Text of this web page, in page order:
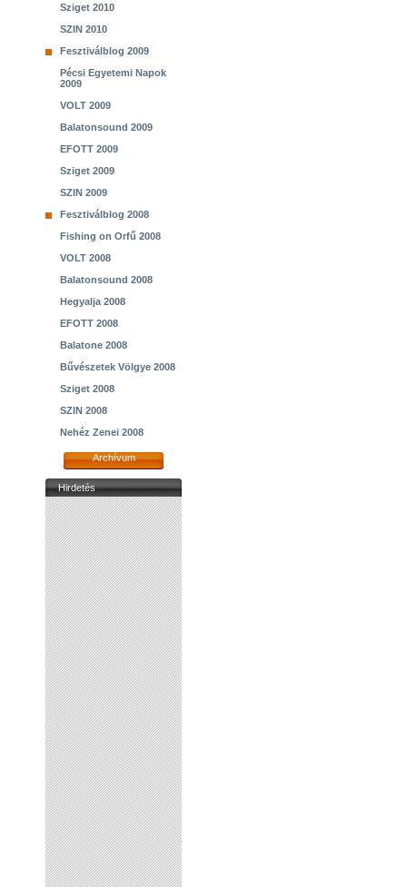
Sziget 2010
SZIN 2010
Fesztiválblog 2009
Pécsi Egyetemi Napok
2009
VOLT 2009
Balatonsound 2009
EFOTT 2009
Sziget 2009
SZIN 2009
Fesztiválblog 2008
Fishing on Orfű 2008
VOLT 2008
Balatonsound 2008
Hegyalja 2008
EFOTT 2008
Balatone 2008
Bűvészetek Völgye 2008
Sziget 2008
SZIN 2008
Nehéz Zenei 2008
Archívum
Hirdetés